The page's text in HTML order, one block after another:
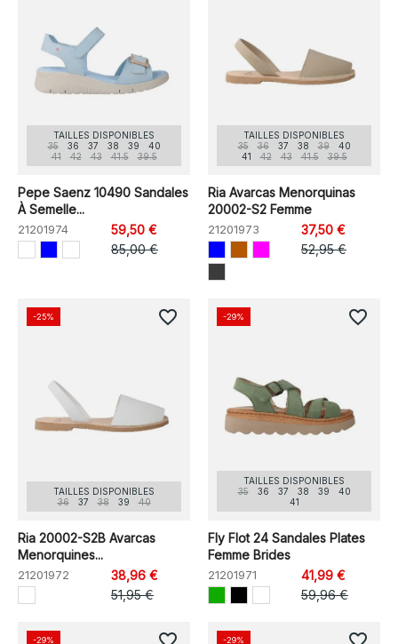
TAILLES DISPONIBLES
35
36 37 38 39
40
41
42 43 41.5 39.5
Pepe Saenz 10490 Sandales
À Semelle...
21201974
59,50 €
85,00 €
TAILLES DISPONIBLES
35
36 37 38 39
40
41
42 43 41.5 39.5
Ria Avarcas Menorquinas
20002-S2 Femme
21201973
37,50 €
52,95 €
TAILLES DISPONIBLES
36
37 38 39 40
Ria 20002-S2B Avarcas
Menorquines...
21201972
38,96 €
51,95 €
-25% favorite_border
TAILLES DISPONIBLES
35
36 37 38 39
40
41
Fly Flot 24 Sandales Plates
Femme Brides
21201971
41,99 €
59,96 €
-29% favorite_border
-29% -29%